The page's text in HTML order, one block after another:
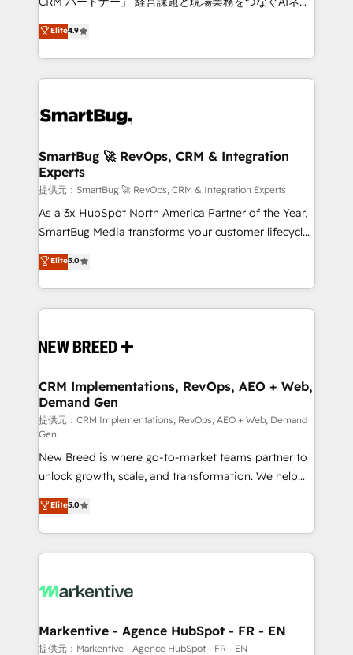
run your revenue process. Sales, marketing, and
service wired together. ➤ AI and Integrations: Layer
tune-ups, feature rollouts, adoption coaching. Buying
HubSpot, switching to it, or reviving a stale portal?
We are built for the work.
ティブ・エージェンシーとして、HubSpot Eliteの実装
力で顧客フロント業務を再設計します。 💡 100inc は何
をする会社か？ HubSpotを共通基盤に、AIエージェン
トを組み込んだ顧客フロント業務（マーケティング・営
ィブ・エージェンシーです。事業部・グループ会社・部
を、CRMを軸とした全社共通基盤に再構築します。意
思決定者・PMO・現場担当者に並走します。 1️⃣
HubSpot導入・活用支援 顧客データの一元化から、
GTMの見える化・自動化まで。全Hub統合運用、デー
タ品質設計、グループ横断のCRM統合に対応します。
の一部をAIが自律実行する組織への移行を設計・実装。
Breeze・Claude等をHubSpotと連携させ、役割定義・
革を、構想から実装・定着までPMOとして主導。「設
の統合・浸透・変革管理を実行します。 ▸ CMS戦略設
計・構築：リード獲得・CVR・SEOを前提にした情報設
計・導線設計・テンプレート設計をContent Hubで一体
提供。 ▸ 既存CRM・MAからの移行支援：Salesforce・
Marketo・Pardot等からの移行、カスタム設計、履歴
データ移行と活用設計まで。 ▸ AEO対応：ChatGPT・
ンツとサイト構造を最適化。 🏆 なぜ100incを選ぶの
か？ ✓ HubSpot Eliteパートナー認定 ✓ HubSpotアワ
ード受賞・HUGリーダー ✓ ISO27001:2022 /
HubSpot大百科 出版 CRM・AI活用に関するご相談、現
せください。
Elite4.9
SmartBug 🚀 RevOps, CRM & Integration
Experts
提供元：SmartBug 🚀 RevOps, CRM & Integration Experts
As a 3x HubSpot North America Partner of the Year,
SmartBug Media transforms your customer lifecycle
into a revenue engine. Our unified ecosystem
includes specialized divisions Globalia (AI &
Software) and Point Success Media (Paid Media),
making this the official home for all three brands. 🔄
and system integrations powered by Globalia’s
trainers to drive platform adoption. 📈 Revenue
Generation - Full-funnel marketing and high-
performance advertising via Point Success Media. -
Expert deployment of Breeze AI and custom agents
to automate growth. 🏆 Elite Excellence - 8 platform
accreditations and deep HIPAA-compliance
expertise. - A team of 250+ experts dedicated to
your resilient growth.
Elite5.0
CRM Implementations, RevOps, AEO + Web,
Demand Gen
提供元：CRM Implementations, RevOps, AEO + Web, Demand
Gen
New Breed is where go-to-market teams partner to
unlock growth, scale, and transformation. We help
companies activate HubSpot’s AI-powered
customer platform and operationalize HubSpot’s
Loop Marketing framework through expert-led
services, smart agents, and purpose-built apps,
results, fast. ⚙️CRM & RevOps: Align all Hubs to your
🎯Demand Gen & ABM: Drive pipeline with inbound,
ABM, AEO, SEO, & paid media. 👩‍💻Web Design:
Elite5.0
Markentive - Agence HubSpot - FR - EN
提供元：Markentive - Agence HubSpot - FR - EN